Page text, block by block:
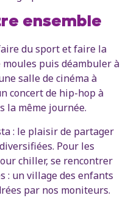
ensemble
du sport et faire la
puis déambuler à
salle de cinéma à
concert de hip-hop à
la même journée.
: le plaisir de partager
Pour les
chiller, se rencontrer
: un village des enfants
par nos moniteurs.